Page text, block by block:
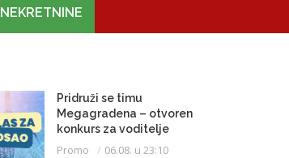
NEKRETNINE
Pridruži se timu
Megagradena – otvoren
konkurs za voditelje
gradilišta
Promo 06.08. u 23:10